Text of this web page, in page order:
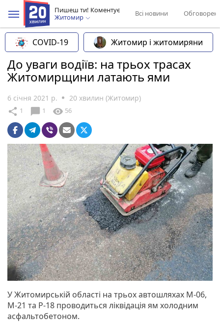
Пишеш ти! Коментує
Житомир
Всі новини
COVID-19 Житомир і житомиряни
До уваги водіїв: на трьох трасах
Житомирщини латають ями
6 січня 2021 р. 20 хвилин (Житомир)
share 1 chat_bubble 1 visibility 56
У Житомирській області на трьох автошляхах М-06,
М-21 та Р-18 проводиться ліквідація ям холодним
асфальтобетоном.